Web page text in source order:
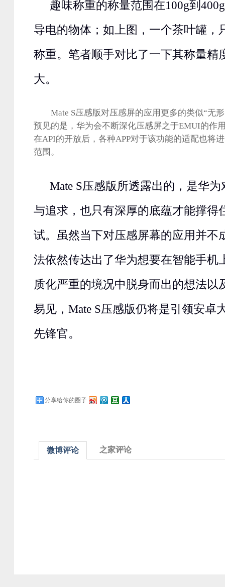
趣味称重的称量范围在100g到
导电的物体；如上图，一个茶叶罐，
称重。笔者顺手对比了一下其称量精
大。
Mate S压感版对压感屏的应用更多的类似“无形
预见的是，华为会不断深化压感屏之于EMUI的作
在API的开放后，各种APP对于该功能的适配也将
范围。
Mate S压感版所透露出的，是华
与追求，也只有深厚的底蕴才能撑得
试。虽然当下对压感屏幕的应用并不
法依然传达出了华为想要在智能手机
质化严重的境况中脱身而出的想法以
易见，Mate S压感版仍将是引领安卓
先锋官。
分享给你的圈子
微博评论 之家评论